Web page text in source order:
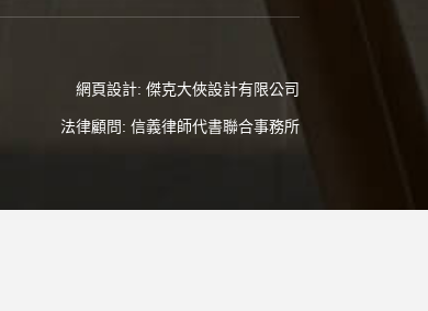
網頁設計: 傑克大俠設計有限公司
法律顧問: 信義律師代書聯合事務所